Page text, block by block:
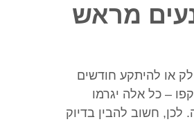
מראש
או להיתקע חודשים
– כל אלה יגרמו
חשוב להבין בדיוק